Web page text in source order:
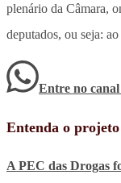
plenário da Câmara,
deputados, ou seja:
Entre no
Entenda o projeto
A PEC das Drogas